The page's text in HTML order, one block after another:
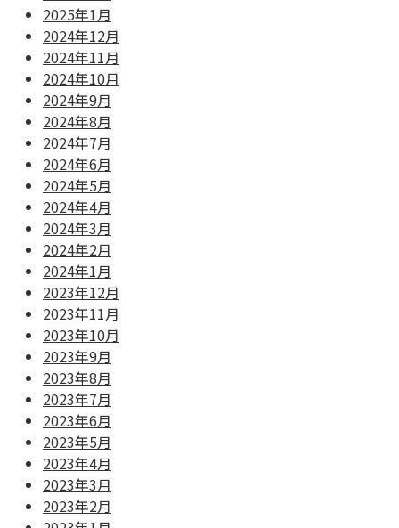
2025年1月
2024年12月
2024年11月
2024年10月
2024年9月
2024年8月
2024年7月
2024年6月
2024年5月
2024年4月
2024年3月
2024年2月
2024年1月
2023年12月
2023年11月
2023年10月
2023年9月
2023年8月
2023年7月
2023年6月
2023年5月
2023年4月
2023年3月
2023年2月